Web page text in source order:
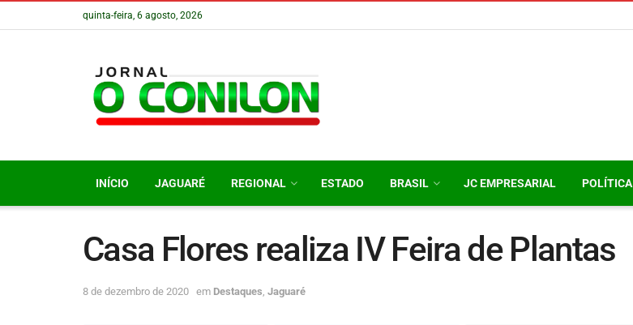
quinta-feira, 6 agosto, 2026
INÍCIO JAGUARÉ REGIONAL ESTADO BRASIL JC EMPRESARIAL POLÍTICA
Casa Flores realiza IV Feira de Plantas
8 de dezembro de 2020 em Destaques Jaguaré